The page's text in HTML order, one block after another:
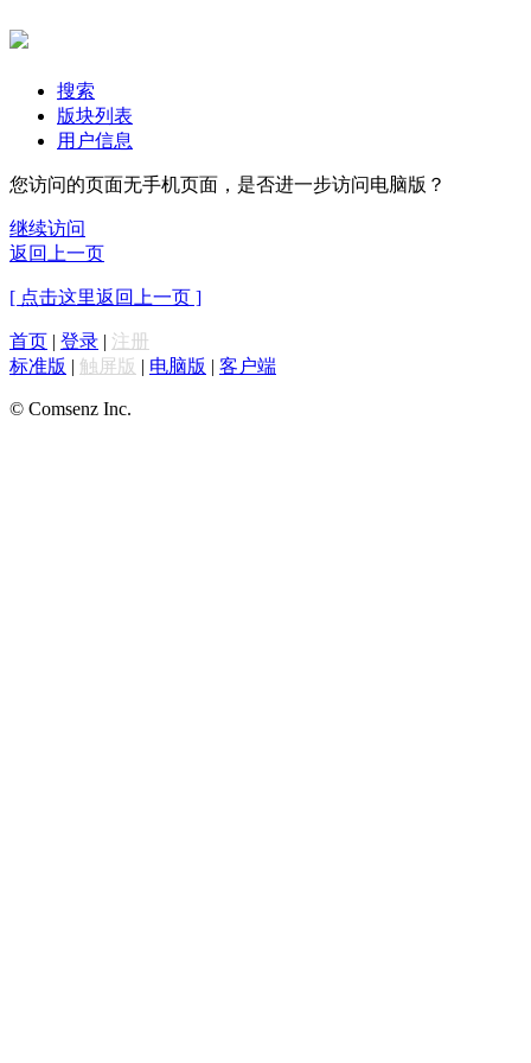
搜索
版块列表
用户信息
您访问的页面无手机页面，是否进一步访问电脑版？
继续访问
返回上一页
[ 点击这里返回上一页 ]
首页 | 登录 | 注册
标准版 | 触屏版 | 电脑版 | 客户端
© Comsenz Inc.